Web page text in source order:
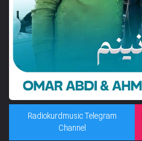
Radiokurdmusic Telegram
Channel